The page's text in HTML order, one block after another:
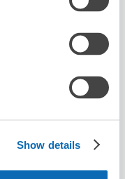
Show details